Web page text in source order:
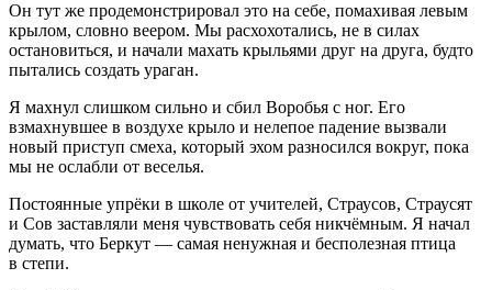
Он тут же продемонстрировал это на себе, помахивая левым
крылом, словно веером. Мы расхохотались, не в силах
остановиться, и начали махать крыльями друг на друга, будто
пытались создать ураган.
Я махнул слишком сильно и сбил Воробья с ног. Его
взмахнувшее в воздухе крыло и нелепое падение вызвали
новый приступ смеха, который эхом разносился вокруг, пока
мы не ослабли от веселья.
Постоянные упрёки в школе от учителей, Страусов, Страусят
и Сов заставляли меня чувствовать себя никчёмным. Я начал
думать, что Беркут — самая ненужная и бесполезная птица
в степи.